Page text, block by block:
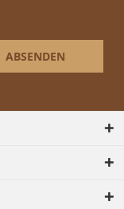
ABSENDEN